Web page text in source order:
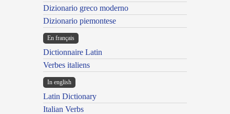
Dizionario greco moderno
Dizionario piemontese
En français
Dictionnaire Latin
Verbes italiens
In english
Latin Dictionary
Italian Verbs